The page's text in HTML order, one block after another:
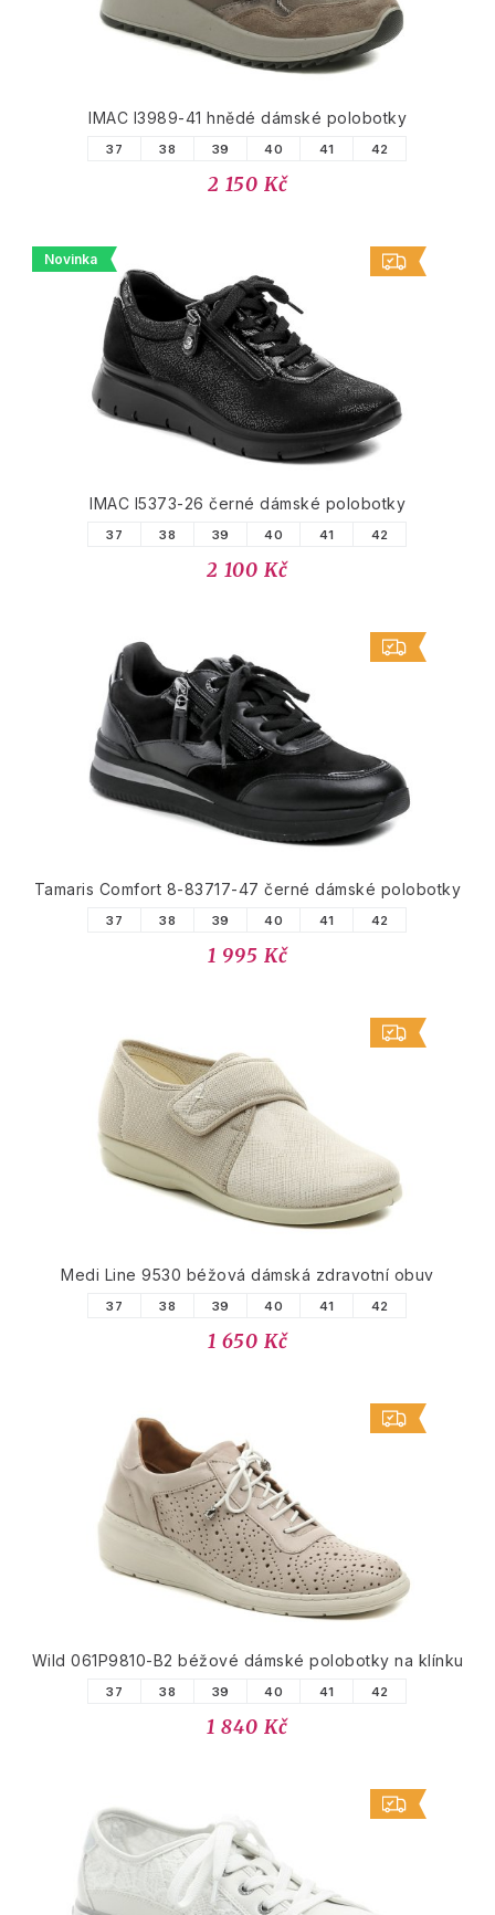
IMAC I3989-41 hnědé dámské polobotky
37 38 39 40 41 42
2 150 Kč
Novinka
IMAC I5373-26 černé dámské polobotky
37 38 39 40 41 42
2 100 Kč
Tamaris Comfort 8-83717-47 černé dámské polobotky
37 38 39 40 41 42
1 995 Kč
Medi Line 9530 béžová dámská zdravotní obuv
37 38 39 40 41 42
1 650 Kč
Wild 061P9810-B2 béžové dámské polobotky na klínku
37 38 39 40 41 42
1 840 Kč